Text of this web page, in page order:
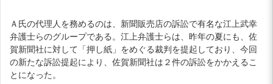
Ａ氏の代理人を務めるのは、新聞販売店の訴訟で有名な江上武幸
弁護士らのグループである。江上弁護士らは、昨年の夏にも、佐
賀新聞社に対して「押し紙」をめぐる裁判を提起しており、今回
の新たな訴訟提起により、佐賀新聞社は２件の訴訟をかかえるこ
とになった。